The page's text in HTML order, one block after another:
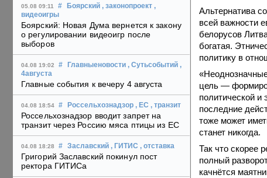
05.08 09:11 # Боярский , законопроект ,
видеоигры
Боярский: Новая Дума вернется к закону
о регулировании видеоигр после
выборов
04.08 19:02 # Главныеновости , Сутьсобытий ,
4августа
Главные события к вечеру 4 августа
04.08 18:54 # Россельхознадзор , ЕС , транзит
Россельхознадзор вводит запрет на
транзит через Россию мяса птицы из ЕС
04.08 18:28 # Заславский , ГИТИС , отставка
Григорий Заславский покинул пост
ректора ГИТИСа
Альтернатива
всей важности
белорусов
богатая.
политику в
цель —
политической и
последние
тоже может
станет никогда.
Так что скорее
полный
качнётся